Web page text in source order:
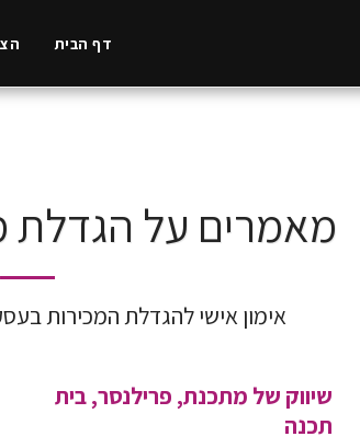
דף הבית
מאמרים על הגדלת
אימון אישי להגדלת המכירות
שיווק של מתכנת, פרילנסר, בית
תכנה